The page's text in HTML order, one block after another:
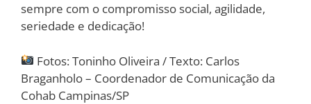
sempre com o compromisso social, agilidade,
seriedade e dedicação!
Fotos: Toninho Oliveira / Texto: Carlos
Braganholo – Coordenador de Comunicação da
Cohab Campinas/SP